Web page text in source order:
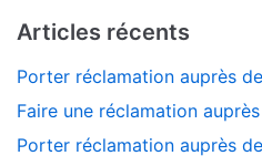
Articles récents
Porter réclamation auprès
Faire une réclamation
Porter réclamation auprès